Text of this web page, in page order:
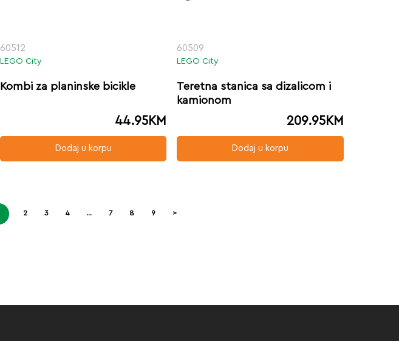
60512
LEGO City
Kombi za planinske bicikle
44.95KM
Dodaj u korpu
60509
LEGO City
Teretna stanica sa dizalicom i
kamionom
209.95KM
Dodaj u korpu
2 3 4 … 7 8 9 >